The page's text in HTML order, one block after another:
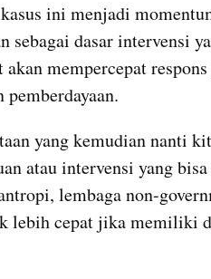
ini menjadi
sebagai dasar intervensi
mempercepat
yang kemudian nanti
atau intervensi yang
lembaga non-
lebih cepat jika memiliki